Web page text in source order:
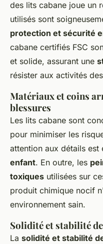
des lits cabane joue un
utilisés sont
protection et sécurité
cabane certifiés FSC
et solide, assurant une
résister aux activités
Matériaux et coins
blessures
Les lits cabane sont
pour minimiser les
attention aux détails est
enfant. En outre, les
toxiques utilisées sur
produit chimique nocif
environnement sain.
Solidité et stabilité
La solidité et stabilité